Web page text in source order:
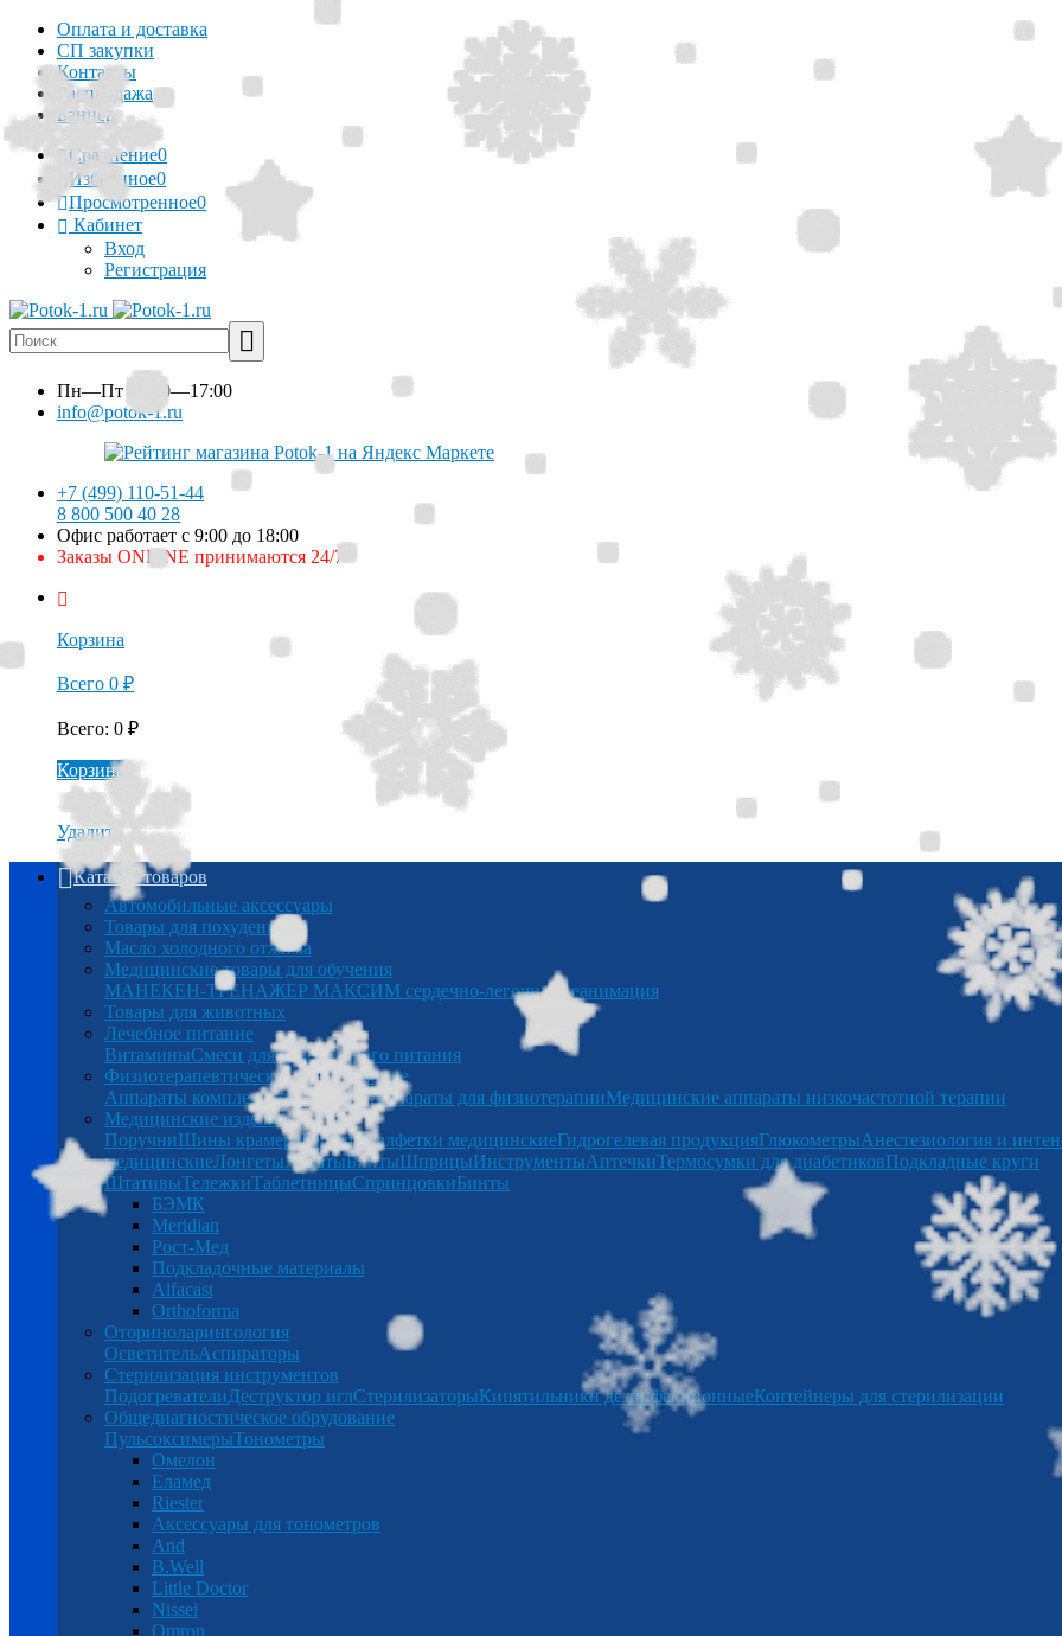
Оплата и доставка
СП закупки
Контакты
Распродажа
Баннер
Сравнение0
Избранное0
Просмотренное0
Кабинет
Вход
Регистрация
Пн—Пт 10:00—17:00
info@potok-1.ru
+7 (499) 110-51-44
8 800 500 40 28
Офис работает с 9:00 до 18:00
Заказы ONLINE принимаются 24/7
Корзина
Всего 0 ₽
Всего: 0 ₽
Корзина
Удалить
Каталог товаров
Автомобильные аксессуары
Товары для похудения
Масло холодного отжима
Медицинские товары для обучения
МАНЕКЕН-ТРЕНАЖЕР МАКСИМ сердечно-легочная реанимация
Товары для животных
Лечебное питание
ВитаминыСмеси для энтерального питания
Физиотерапевтическое оборудование
Аппараты комплексной терапииАппараты для физиотерапииМедицинские аппараты низкочастотной терапии
Медицинские изделия
ПоручниШины крамераБерушиСалфетки медицинскиеГидрогелевая продукцияГлюкометрыАнестезиология и
медицинскиеЛонгетыХалатыБинтыШприцыИнструментыАптечкиТермосумки для диабетиковПодкладные круги
ШтативыТележкиТаблетницыСпринцовкиБинты
БЭМК
Meridian
Рост-Мед
Подкладочные материалы
Alfacast
Orthoforma
Оториноларингология
ОсветительАспираторы
Стерилизация инструментов
ПодогревателиДеструктор иглСтерилизаторыКипятильники дезинфекционныеКонтейнеры для стерилизации
Общедиагностическое обрудование
ПульсоксимерыТонометры
Омелон
Еламед
Riester
Аксессуары для тонометров
And
B.Well
Little Doctor
Nissei
Omron